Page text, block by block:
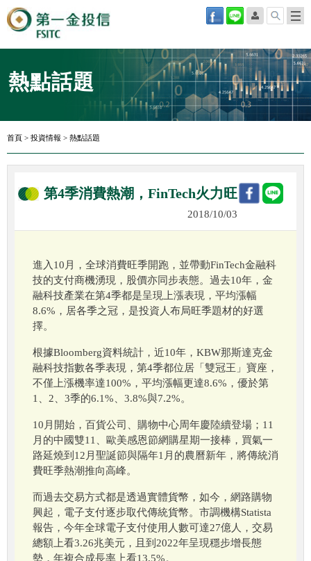
熱點話題
首頁 > 投資情報 > 熱點話題
第4季消費熱潮，FinTech火力旺
2018/10/03
進入10月，全球消費旺季開跑，並帶動FinTech金融科
技的支付商機湧現，股價亦同步表態。過去10年，金
融科技產業在第4季都是呈現上漲表現，平均漲幅
8.6%，居各季之冠，是投資人布局旺季題材的好選
擇。
根據Bloomberg資料統計，近10年，KBW那斯達克金
融科技指數各季表現，第4季都位居「雙冠王」寶座，
不僅上漲機率達100%，平均漲幅更達8.6%，優於第
1、2、3季的6.1%、3.8%與7.2%。
10月開始，百貨公司、購物中心周年慶陸續登場；11
月的中國雙11、歐美感恩節網購星期一接棒，買氣一
路延燒到12月聖誕節與隔年1月的農曆新年，將傳統消
費旺季熱潮推向高峰。
而過去交易方式都是透過實體貨幣，如今，網路購物
興起，電子支付逐步取代傳統貨幣。市調機構Statista
報告，今年全球電子支付使用人數可達27億人，交易
總額上看3.26兆美元，且到2022年呈現穩步增長態
勢，年複合成長率上看13.5%。